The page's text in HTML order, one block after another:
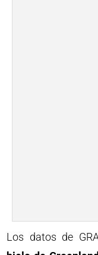
Los datos de